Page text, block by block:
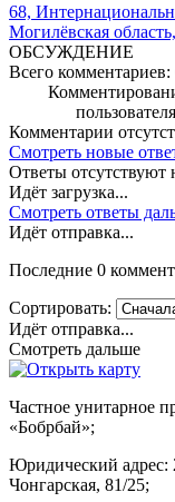
68,
Могилёвская
ОБСУЖДЕНИЕ
Всего комментариев:
Комментарии
Смотреть новые
Ответы
Идёт загрузка...
Смотреть ответы
Идёт отправка...
Последние 0
Сортировать:
Идёт отправка...
Смотреть дальше
Частное унитарное
«Бобрбай»;
Юридический адрес:
Чонгарская, 81/25;